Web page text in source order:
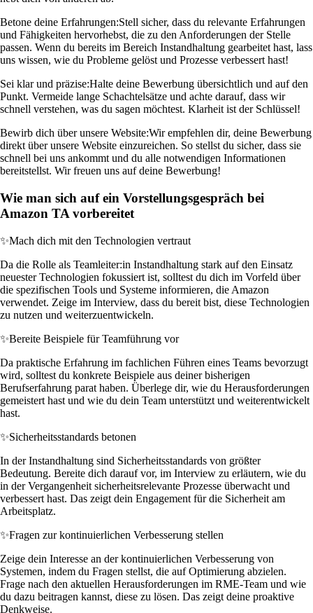
Betone deine Erfahrungen:Stell sicher, dass du relevante Erfahrungen
und Fähigkeiten hervorhebst, die zu den Anforderungen der Stelle
passen. Wenn du bereits im Bereich Instandhaltung gearbeitet hast, lass
uns wissen, wie du Probleme gelöst und Prozesse verbessert hast!
Sei klar und präzise:Halte deine Bewerbung übersichtlich und auf den
Punkt. Vermeide lange Schachtelsätze und achte darauf, dass wir
schnell verstehen, was du sagen möchtest. Klarheit ist der Schlüssel!
Bewirb dich über unsere Website:Wir empfehlen dir, deine Bewerbung
direkt über unsere Website einzureichen. So stellst du sicher, dass sie
schnell bei uns ankommt und du alle notwendigen Informationen
bereitstellst. Wir freuen uns auf deine Bewerbung!
Wie man sich auf ein Vorstellungsgespräch bei
Amazon TA vorbereitet
✨Mach dich mit den Technologien vertraut
Da die Rolle als Teamleiter:in Instandhaltung stark auf den Einsatz
neuester Technologien fokussiert ist, solltest du dich im Vorfeld über
die spezifischen Tools und Systeme informieren, die Amazon
verwendet. Zeige im Interview, dass du bereit bist, diese Technologien
zu nutzen und weiterzuentwickeln.
✨Bereite Beispiele für Teamführung vor
Da praktische Erfahrung im fachlichen Führen eines Teams bevorzugt
wird, solltest du konkrete Beispiele aus deiner bisherigen
Berufserfahrung parat haben. Überlege dir, wie du Herausforderungen
gemeistert hast und wie du dein Team unterstützt und weiterentwickelt
hast.
✨Sicherheitsstandards betonen
In der Instandhaltung sind Sicherheitsstandards von größter
Bedeutung. Bereite dich darauf vor, im Interview zu erläutern, wie du
in der Vergangenheit sicherheitsrelevante Prozesse überwacht und
verbessert hast. Das zeigt dein Engagement für die Sicherheit am
Arbeitsplatz.
✨Fragen zur kontinuierlichen Verbesserung stellen
Zeige dein Interesse an der kontinuierlichen Verbesserung von
Systemen, indem du Fragen stellst, die auf Optimierung abzielen.
Frage nach den aktuellen Herausforderungen im RME-Team und wie
du dazu beitragen kannst, diese zu lösen. Das zeigt deine proaktive
Denkweise.